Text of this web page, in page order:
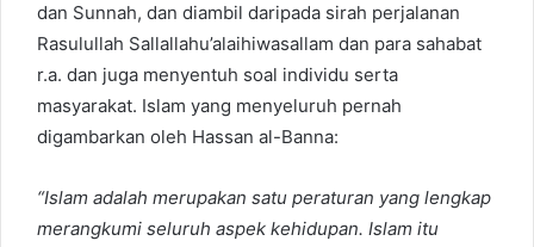
dan Sunnah, dan diambil daripada sirah perjalanan
Rasulullah Sallallahu’alaihiwasallam dan para sahabat
r.a. dan juga menyentuh soal individu serta
masyarakat. Islam yang menyeluruh pernah
digambarkan oleh Hassan al-Banna:
“Islam adalah merupakan satu peraturan yang lengkap
merangkumi seluruh aspek kehidupan. Islam itu